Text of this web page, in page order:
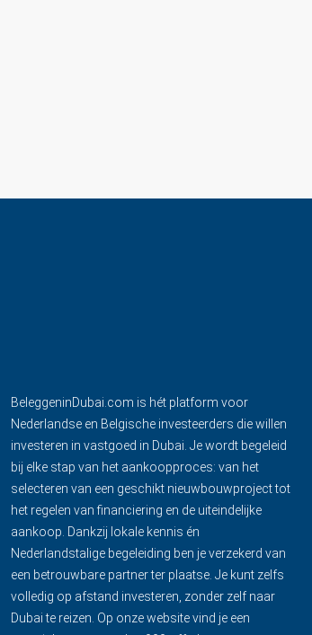
BeleggeninDubai.com is hét platform voor
Nederlandse en Belgische investeerders die willen
investeren in vastgoed in Dubai. Je wordt begeleid
bij elke stap van het aankoopproces: van het
selecteren van een geschikt nieuwbouwproject tot
het regelen van financiering en de uiteindelijke
aankoop. Dankzij lokale kennis én
Nederlandstalige begeleiding ben je verzekerd van
een betrouwbare partner ter plaatse. Je kunt zelfs
volledig op afstand investeren, zonder zelf naar
Dubai te reizen. Op onze website vind je een